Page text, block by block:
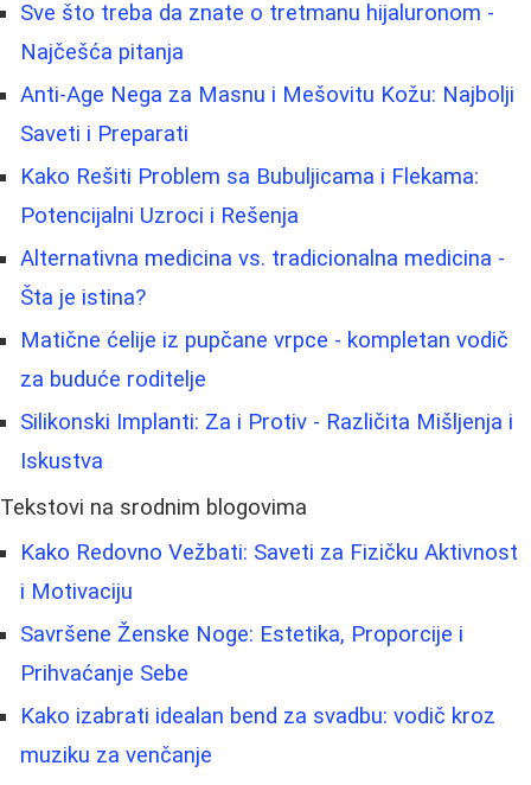
Sve što treba da znate o tretmanu hijaluronom -
Najčešća pitanja
Anti-Age Nega za Masnu i Mešovitu Kožu: Najbolji
Saveti i Preparati
Kako Rešiti Problem sa Bubuljicama i Flekama:
Potencijalni Uzroci i Rešenja
Alternativna medicina vs. tradicionalna medicina -
Šta je istina?
Matične ćelije iz pupčane vrpce - kompletan vodič
za buduće roditelje
Silikonski Implanti: Za i Protiv - Različita Mišljenja i
Iskustva
Tekstovi na srodnim blogovima
Kako Redovno Vežbati: Saveti za Fizičku Aktivnost
i Motivaciju
Savršene Ženske Noge: Estetika, Proporcije i
Prihvaćanje Sebe
Kako izabrati idealan bend za svadbu: vodič kroz
muziku za venčanje